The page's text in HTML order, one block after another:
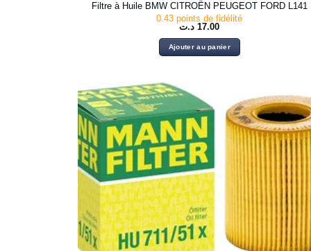
Filtre à Huile BMW CITROËN PEUGEOT FORD L141
0.43 points de fidélité
17.00 د.ت
Ajouter au panier